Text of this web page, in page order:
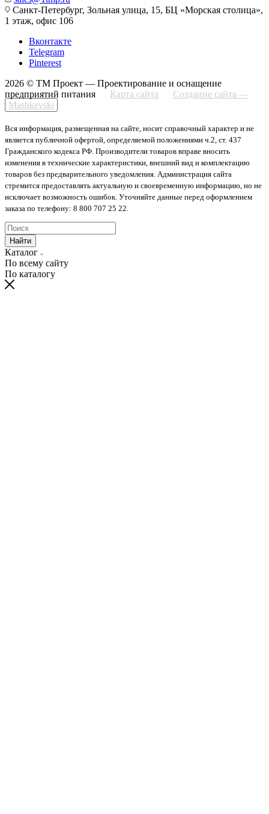
Санкт-Петербург, Зольная улица, 15, БЦ «Морская столица»,
1 этаж, офис 106
Вконтакте
Telegram
Pinterest
2026 © ТМ Проект — Проектирование и оснащение
предприятий питания
Карта сайта
Создание сайта —
Mashkevski
Вся информация, размещенная на сайте, носит справочный характер и не
является публичной офертой, определяемой положениями ч.2, ст. 437
Гражданского кодекса РФ. Производители товаров вправе вносить
изменения в технические характеристики, внешний вид и комплектацию
товаров без предварительного уведомления. Администрация сайта
стремится предоставлять актуальную и своевременную информацию, но не
исключает возможность ошибок. Уточняйте данные перед оформлением
заказа по телефону: 8 800 707 25 22.
Найти
Каталог
По всему сайту
По каталогу